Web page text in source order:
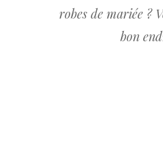
robes de mariée ?
bon